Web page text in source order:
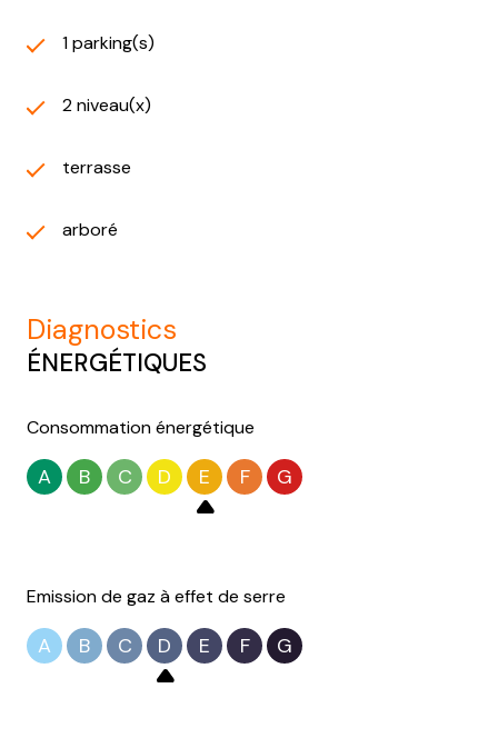
1 parking(s)
2 niveau(x)
terrasse
arboré
diagnostics
ÉNERGÉTIQUES
Consommation énergétique
A B C D E F G
Emission de gaz à effet de serre
A B C D E F G